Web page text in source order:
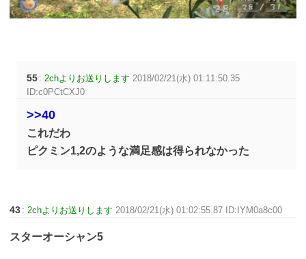
55 : 2chよりお送りします 2018/02/21(水) 01:11:50.35
ID:c0PCtCXJ0
>>40
これだわ
ピクミン1,2のような満足感は得られなかった
43 : 2chよりお送りします 2018/02/21(水) 01:02:55.87 ID:IYM0a8c00
スターオーシャン5